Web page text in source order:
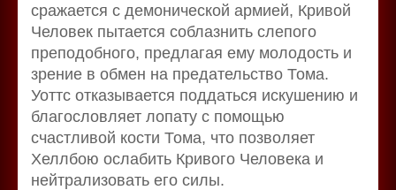
сражается с демонической армией, Кривой
Человек пытается соблазнить слепого
преподобного, предлагая ему молодость и
зрение в обмен на предательство Тома.
Уоттс отказывается поддаться искушению и
благословляет лопату с помощью
счастливой кости Тома, что позволяет
Хеллбою ослабить Кривого Человека и
нейтрализовать его силы.